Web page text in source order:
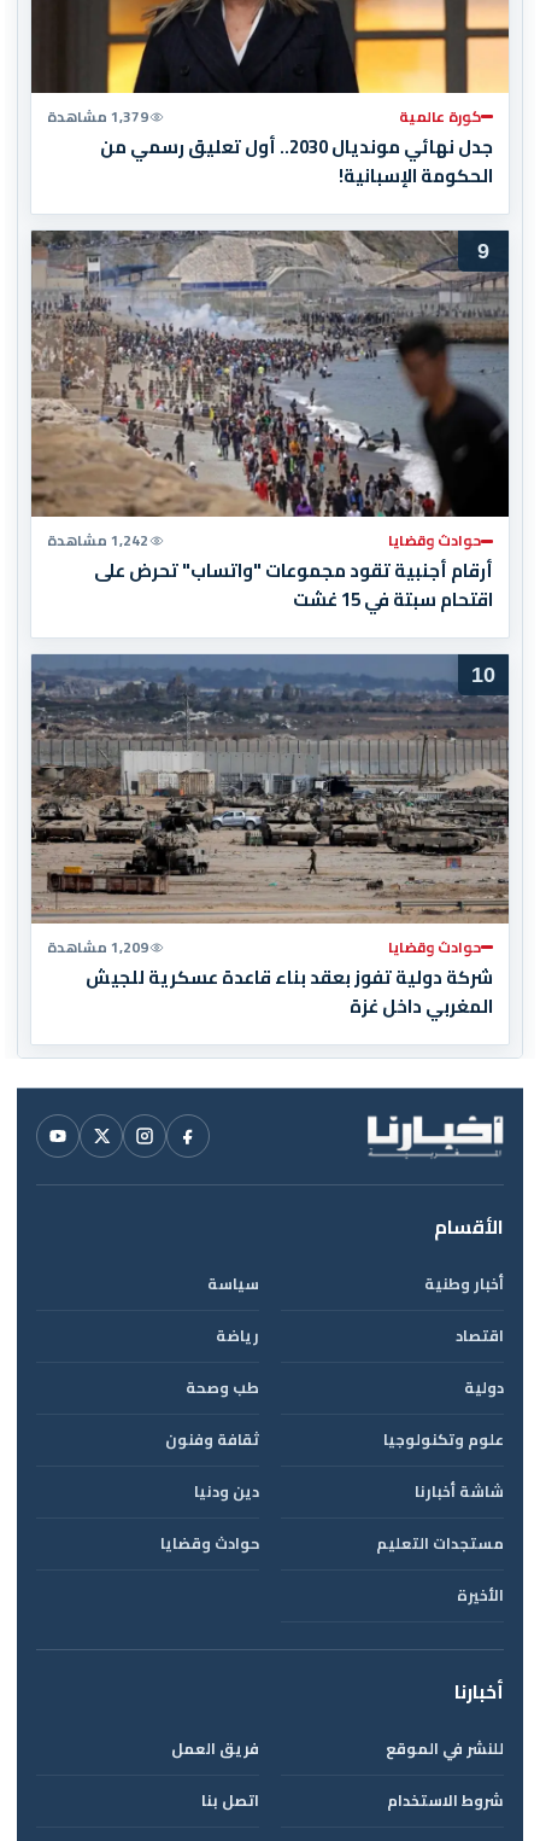
كورة عالمية 1,379 مشاهدة
جدل نهائي مونديال 2030.. أول تعليق رسمي من
الحكومة الإسبانية!
9
حوادث وقضايا 1,242 مشاهدة
أرقام أجنبية تقود مجموعات "واتساب" تحرض على
اقتحام سبتة في 15 غشت
10
حوادث وقضايا 1,209 مشاهدة
شركة دولية تفوز بعقد بناء قاعدة عسكرية للجيش
المغربي داخل غزة
الأقسام
أخبار وطنية
سياسة
اقتصاد
رياضة
دولية
طب وصحة
علوم وتكنولوجيا
ثقافة وفنون
شاشة أخبارنا
دين ودنيا
مستجدات التعليم
حوادث وقضايا
الأخيرة
أخبارنا
للنشر في الموقع
فريق العمل
شروط الاستخدام
اتصل بنا